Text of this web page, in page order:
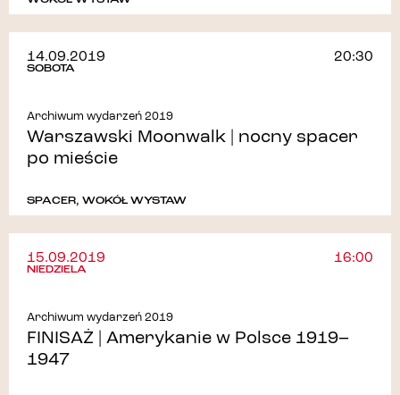
14.09.2019
SOBOTA
20:30
Archiwum wydarzeń 2019
Warszawski Moonwalk | nocny spacer
po mieście
SPACER, WOKÓŁ WYSTAW
15.09.2019
NIEDZIELA
16:00
Archiwum wydarzeń 2019
FINISAŻ | Amerykanie w Polsce 1919–
1947